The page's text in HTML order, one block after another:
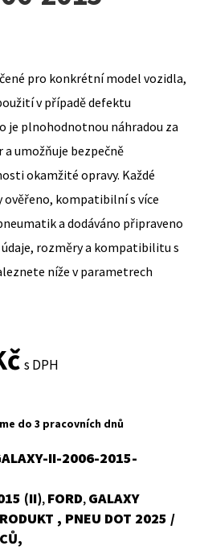
pro konkrétní model vozidla,
v případě defektu
je plnohodnotnou náhradou za
umožňuje bezpečně
okamžité opravy. Každé
ověřeno, kompatibilní s více
a dodáváno připraveno
rozměry a kompatibilitu s
níže v parametrech
Current
is:
3
s DPH
do 3 pracovních dnů
II-2006-2015-
(II), FORD, GALAXY
, PNEU DOT 2025 /